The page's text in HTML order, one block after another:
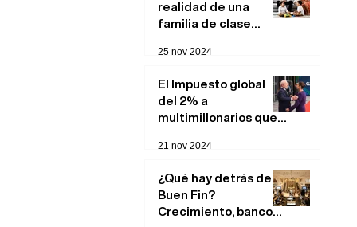
realidad de una
familia de clase
25 nov 2024
El Impuesto global
del 2% a
multimillonarios que
panorama económico
21 nov 2024
¿Qué hay detrás del
Buen Fin?
Crecimiento, bancos